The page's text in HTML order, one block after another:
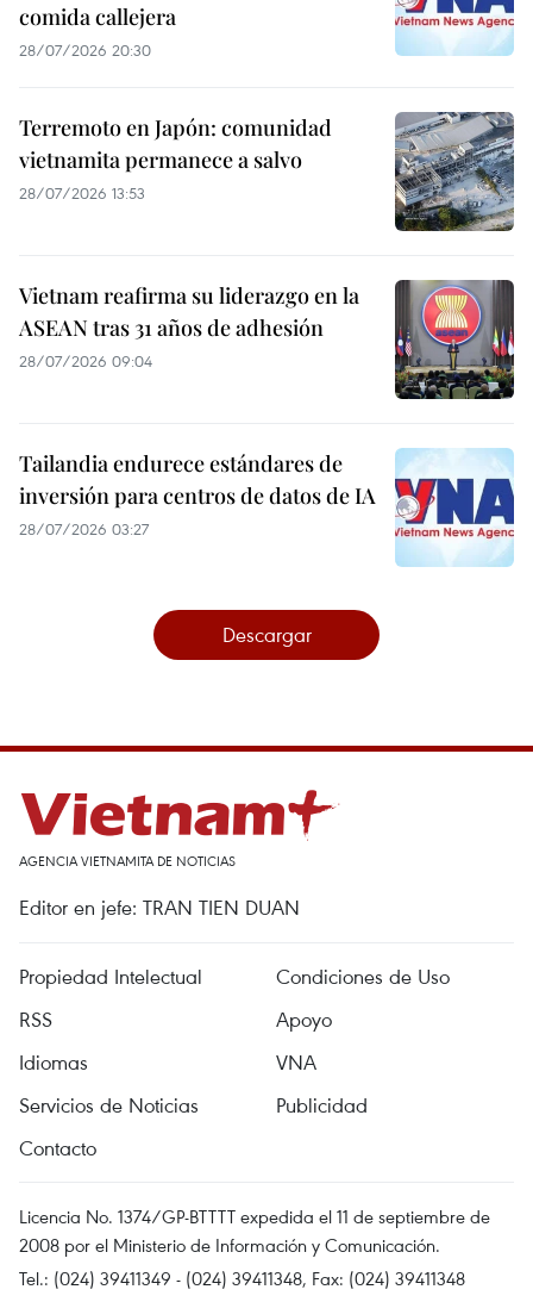
comida callejera
28/07/2026 20:30
Terremoto en Japón: comunidad
vietnamita permanece a salvo
28/07/2026 13:53
Vietnam reafirma su liderazgo en la
ASEAN tras 31 años de adhesión
28/07/2026 09:04
Tailandia endurece estándares de
inversión para centros de datos de IA
28/07/2026 03:27
Descargar
AGENCIA VIETNAMITA DE NOTICIAS
Editor en jefe: TRAN TIEN DUAN
Propiedad Intelectual
Condiciones de Uso
RSS
Apoyo
Idiomas
VNA
Servicios de Noticias
Publicidad
Contacto
Licencia No. 1374/GP-BTTTT expedida el 11 de septiembre de
2008 por el Ministerio de Información y Comunicación.
Tel.: (024) 39411349 - (024) 39411348, Fax: (024) 39411348